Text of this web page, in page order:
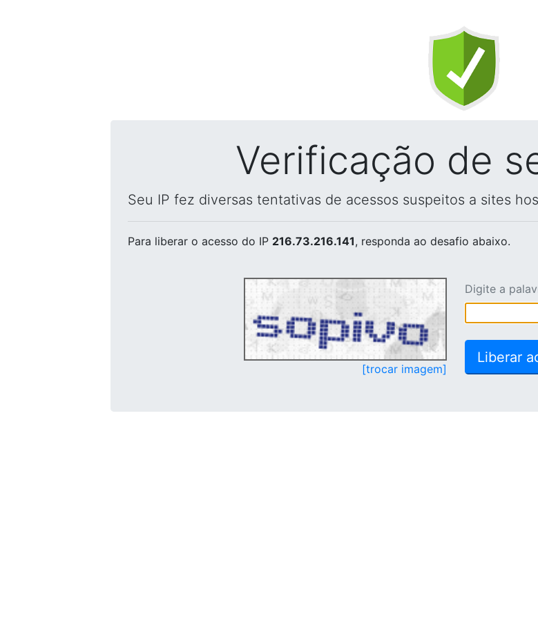
Verificação de
Seu IP fez diversas tentativas de acessos suspeitos a sites
Para liberar o acesso do IP 216.73.216.141, responda ao desafio abaixo.
[trocar imagem]
Digite a